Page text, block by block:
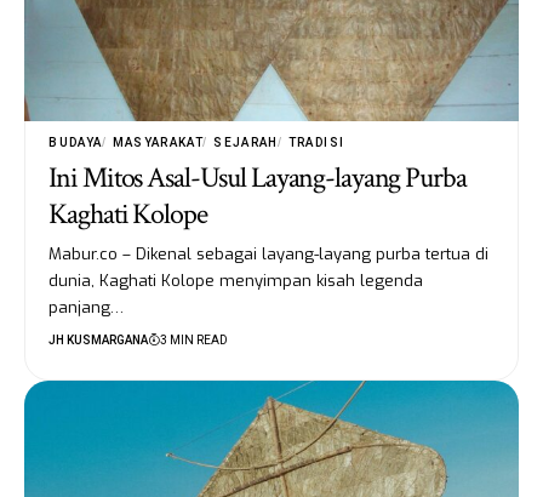
BUDAYA MASYARAKAT SEJARAH TRADISI
Ini Mitos Asal-Usul Layang-layang Purba
Kaghati Kolope
Mabur.co – Dikenal sebagai layang-layang purba tertua di
dunia, Kaghati Kolope menyimpan kisah legenda
panjang…
JH KUSMARGANA 3 MIN READ